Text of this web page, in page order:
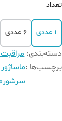
تعداد
1 عددی 6 عددی
دسته‌بندی:
برچسب‌ها :
سرشور